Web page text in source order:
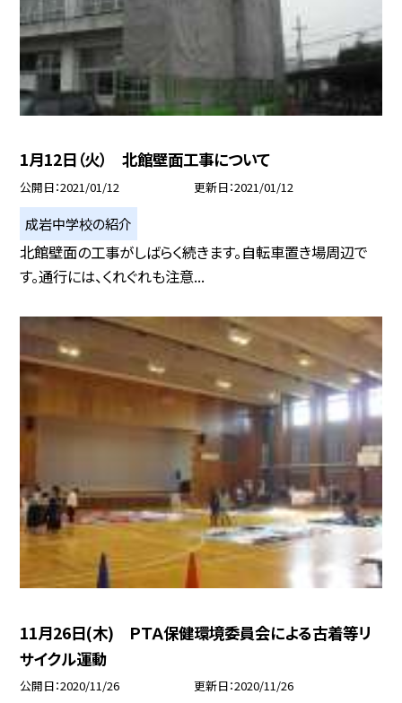
1月12日（火） 北館壁面工事について
公開日 2021/01/12 更新日 2021/01/12
成岩中学校の紹介
北館壁面の工事がしばらく続きます。自転車置き場周辺で
す。通行には、くれぐれも注意...
11月26日(木) ＰＴＡ保健環境委員会による古着等リ
サイクル運動
公開日 2020/11/26 更新日 2020/11/26